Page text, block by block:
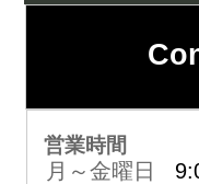
営業時間
月～金曜日